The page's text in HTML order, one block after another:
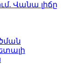
Վանա լիճը